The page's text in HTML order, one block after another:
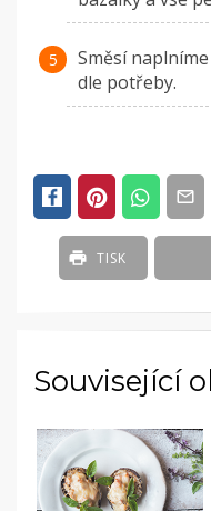
Směsí
dle potřeby.
TISK
Související